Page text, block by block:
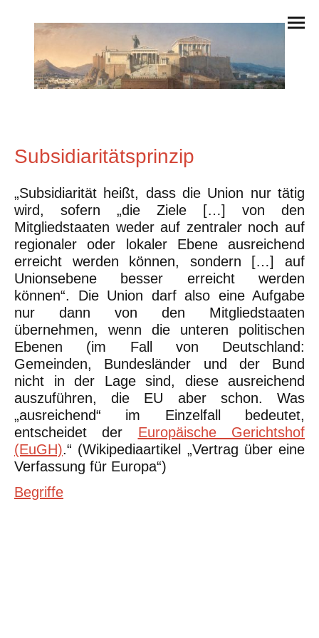
Subsidiaritätsprinzip
„Subsidiarität heißt, dass die Union nur tätig
wird, sofern „die Ziele […] von den
Mitgliedstaaten weder auf zentraler noch auf
regionaler oder lokaler Ebene ausreichend
erreicht werden können, sondern […] auf
Unionsebene besser erreicht werden
können“. Die Union darf also eine Aufgabe
nur dann von den Mitgliedstaaten
übernehmen, wenn die unteren politischen
Ebenen (im Fall von Deutschland:
Gemeinden, Bundesländer und der Bund
nicht in der Lage sind, diese ausreichend
auszuführen, die EU aber schon. Was
„ausreichend“ im Einzelfall bedeutet,
entscheidet der Europäische Gerichtshof
(EuGH).“ (Wikipediaartikel „Vertrag über eine
Verfassung für Europa“)
Begriffe